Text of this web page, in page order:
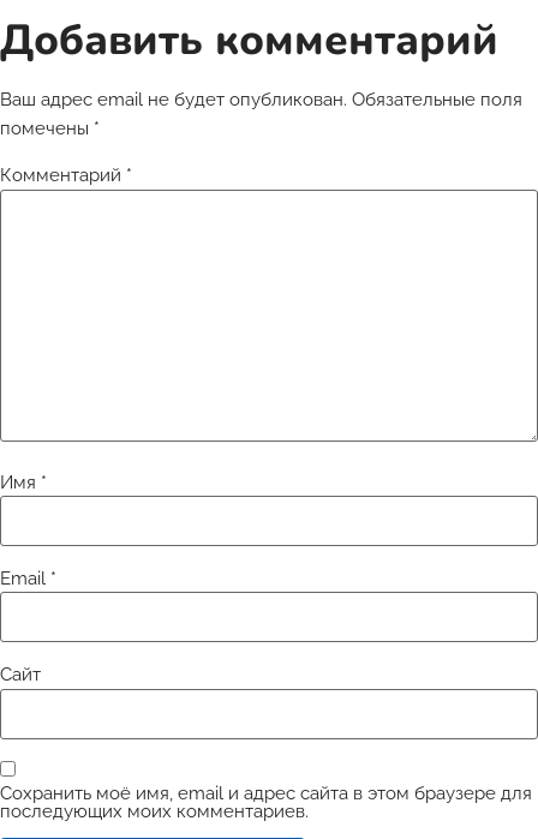
Добавить комментарий
Ваш адрес email не будет опубликован. Обязательные поля
помечены *
Комментарий *
Имя *
Email *
Сайт
Сохранить моё имя, email и адрес сайта в этом браузере для
последующих моих комментариев.